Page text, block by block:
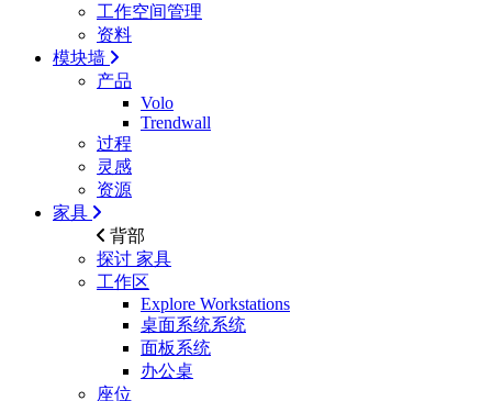
工作空间管理
资料
模块墙
产品
Volo
Trendwall
过程
灵感
资源
家具
背部
探讨 家具
工作区
Explore Workstations
桌面系统系统
面板系统
办公桌
座位